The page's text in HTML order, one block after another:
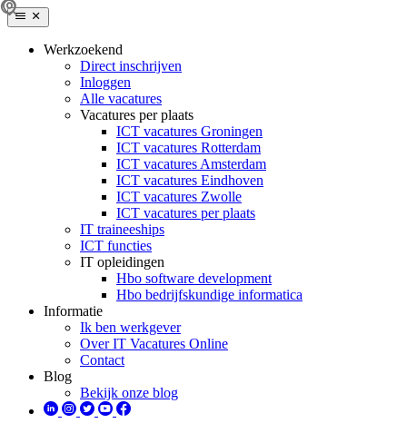
Werkzoekend
Direct inschrijven
Inloggen
Alle vacatures
Vacatures per plaats
ICT vacatures Groningen
ICT vacatures Rotterdam
ICT vacatures Amsterdam
ICT vacatures Eindhoven
ICT vacatures Zwolle
ICT vacatures per plaats
IT traineeships
ICT functies
IT opleidingen
Hbo software development
Hbo bedrijfskundige informatica
Informatie
Ik ben werkgever
Over IT Vacatures Online
Contact
Blog
Bekijk onze blog